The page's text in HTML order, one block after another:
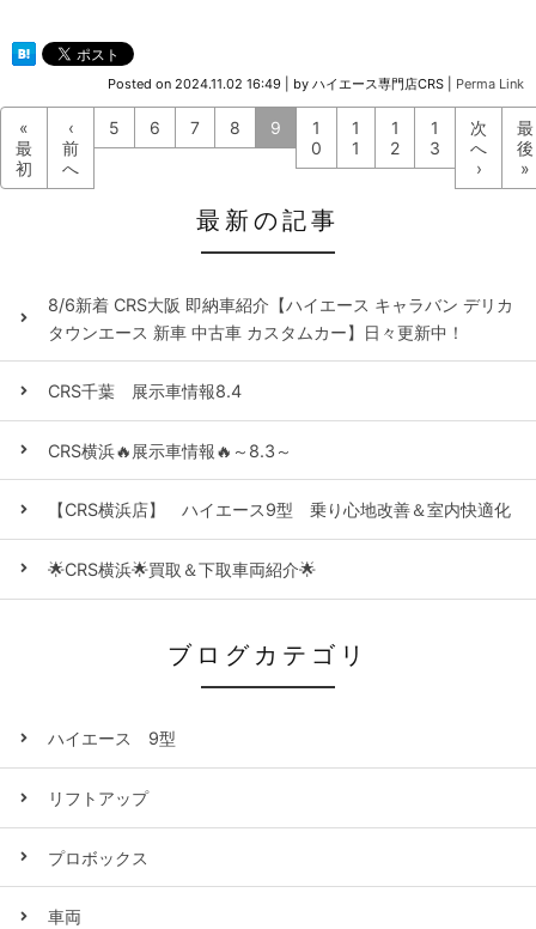
Posted on 2024.11.02 16:49 by ハイエース専門店CRS Perma Link
«
最
初
‹
前
へ
5 6 7 8 9
1
0
1
1
1
2
1
3
次
へ
›
最
後
»
最新の記事
8/6新着 CRS大阪 即納車紹介【ハイエース キャラバン デリカ
タウンエース 新車 中古車 カスタムカー】日々更新中！
CRS千葉 展示車情報8.4
CRS横浜🔥展示車情報🔥～8.3～
【CRS横浜店】 ハイエース9型 乗り心地改善＆室内快適化
🌟CRS横浜🌟買取＆下取車両紹介🌟
ブログカテゴリ
ハイエース 9型
リフトアップ
プロボックス
車両